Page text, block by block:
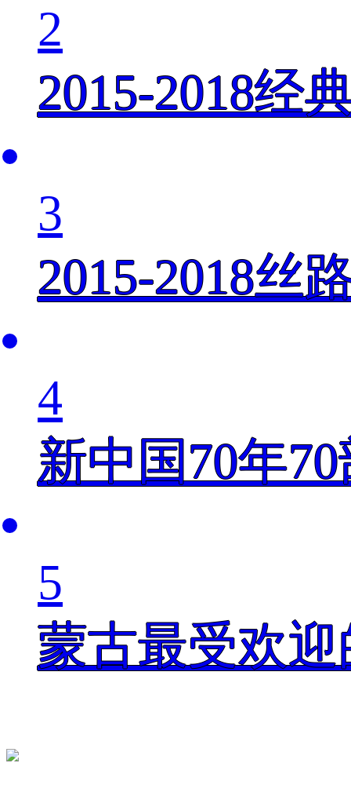
2
2015-2018经
3
2015-2018丝
4
新中国70年
5
蒙古最受欢